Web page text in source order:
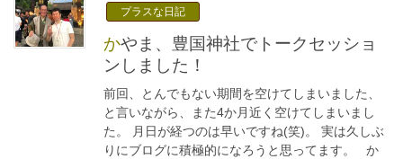
プラスな日記
かやま、豊国神社でトークセッショ
ンしました！
前回、とんでもない期間を空けてしまいました、
と言いながら、また4か月近く空けてしまいまし
た。 月日が経つのは早いですね(笑)。 実は久しぶ
りにブログに積極的になろうと思ってます。 か